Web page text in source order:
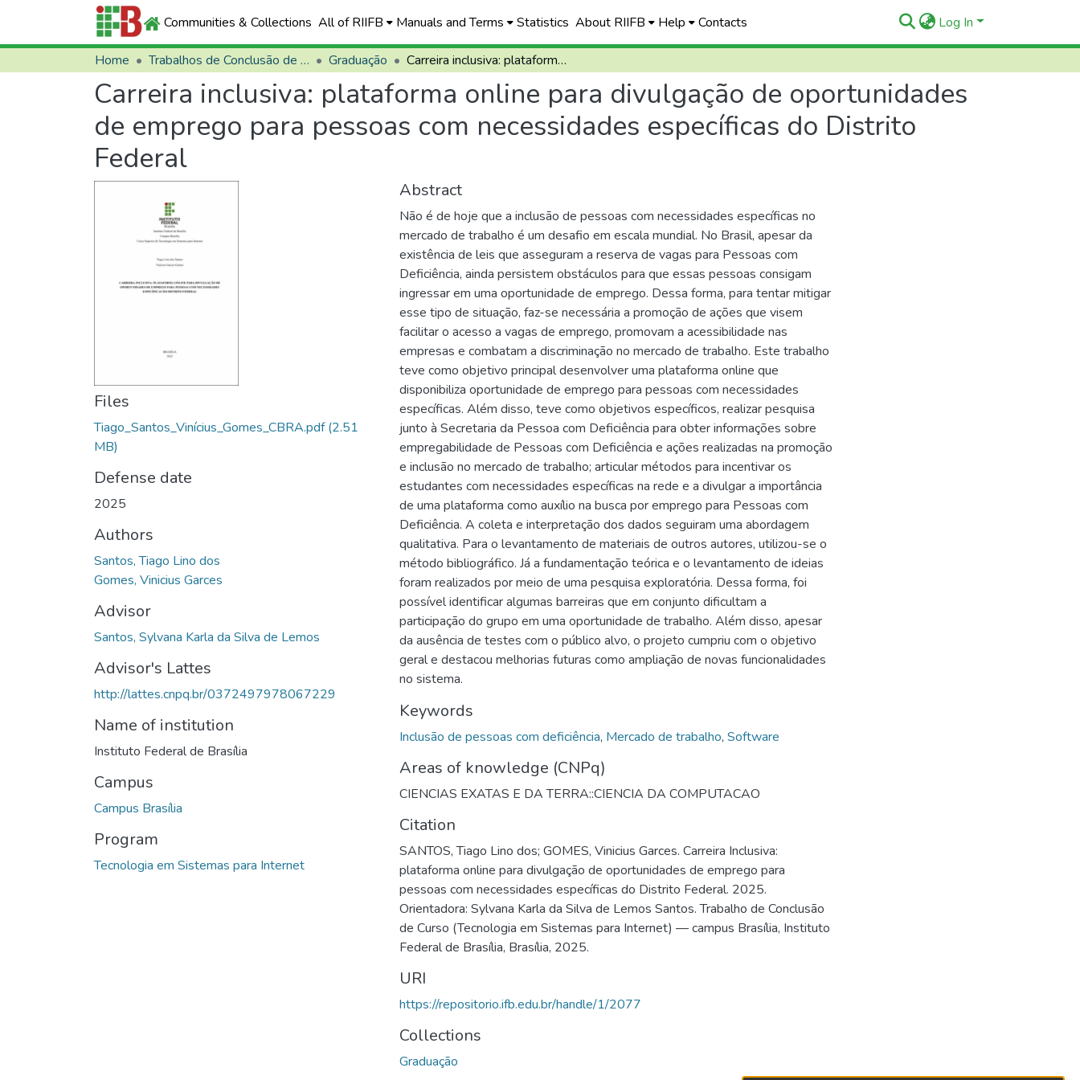
Communities & Collections All of RIIFB Manuals and Terms Statistics About RIIFB Help Contacts Log In
Home Trabalhos de Conclusão de Curso (TCCs) Graduação Carreira inclusiva: plataforma online para divulgação de oportunidades de emprego para pessoas com necessidades específicas do Distrito Federal
Carreira inclusiva: plataforma online para divulgação de oportunidades
de emprego para pessoas com necessidades específicas do Distrito
Federal
Files
Tiago_Santos_Vinícius_Gomes_CBRA.pdf(2.51
MB)
Defense date
2025
Authors
Santos, Tiago Lino dos
Gomes, Vinicius Garces
Advisor
Santos, Sylvana Karla da Silva de Lemos
Advisor's Lattes
http://lattes.cnpq.br/0372497978067229
Name of institution
Instituto Federal de Brasília
Campus
Campus Brasília
Program
Tecnologia em Sistemas para Internet
Abstract
Não é de hoje que a inclusão de pessoas com necessidades específicas no
mercado de trabalho é um desafio em escala mundial. No Brasil, apesar da
existência de leis que asseguram a reserva de vagas para Pessoas com
Deficiência, ainda persistem obstáculos para que essas pessoas consigam
ingressar em uma oportunidade de emprego. Dessa forma, para tentar mitigar
esse tipo de situação, faz-se necessária a promoção de ações que visem
facilitar o acesso a vagas de emprego, promovam a acessibilidade nas
empresas e combatam a discriminação no mercado de trabalho. Este trabalho
teve como objetivo principal desenvolver uma plataforma online que
disponibiliza oportunidade de emprego para pessoas com necessidades
específicas. Além disso, teve como objetivos específicos, realizar pesquisa
junto à Secretaria da Pessoa com Deficiência para obter informações sobre
empregabilidade de Pessoas com Deficiência e ações realizadas na promoção
e inclusão no mercado de trabalho; articular métodos para incentivar os
estudantes com necessidades específicas na rede e a divulgar a importância
de uma plataforma como auxílio na busca por emprego para Pessoas com
Deficiência. A coleta e interpretação dos dados seguiram uma abordagem
qualitativa. Para o levantamento de materiais de outros autores, utilizou-se o
método bibliográfico. Já a fundamentação teórica e o levantamento de ideias
foram realizados por meio de uma pesquisa exploratória. Dessa forma, foi
possível identificar algumas barreiras que em conjunto dificultam a
participação do grupo em uma oportunidade de trabalho. Além disso, apesar
da ausência de testes com o público alvo, o projeto cumpriu com o objetivo
geral e destacou melhorias futuras como ampliação de novas funcionalidades
no sistema.
Keywords
Inclusão de pessoas com deficiência, Mercado de trabalho, Software
Areas of knowledge (CNPq)
CIENCIAS EXATAS E DA TERRA::CIENCIA DA COMPUTACAO
Citation
SANTOS, Tiago Lino dos; GOMES, Vinicius Garces. Carreira Inclusiva:
plataforma online para divulgação de oportunidades de emprego para
pessoas com necessidades específicas do Distrito Federal. 2025.
Orientadora: Sylvana Karla da Silva de Lemos Santos. Trabalho de Conclusão
de Curso (Tecnologia em Sistemas para Internet) — campus Brasília, Instituto
Federal de Brasília, Brasília, 2025.
URI
https://repositorio.ifb.edu.br/handle/1/2077
Collections
Graduação